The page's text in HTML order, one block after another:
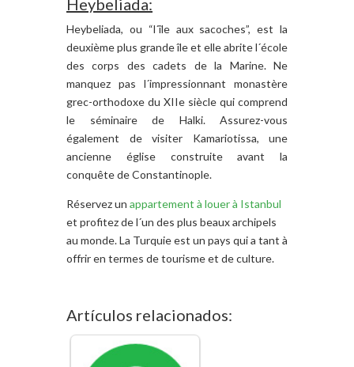
Heybeliada:
Heybeliada, ou “l´île aux sacoches”, est la
deuxième plus grande île et elle abrite l´école
des corps des cadets de la Marine. Ne
manquez pas l´impressionnant monastère
grec-orthodoxe du XIIe siècle qui comprend
le séminaire de Halki. Assurez-vous
également de visiter Kamariotissa, une
ancienne église construite avant la
conquête de Constantinople.
Réservez un appartement à louer à Istanbul
et profitez de l´un des plus beaux archipels
au monde. La Turquie est un pays qui a tant à
offrir en termes de tourisme et de culture.
Artículos relacionados: